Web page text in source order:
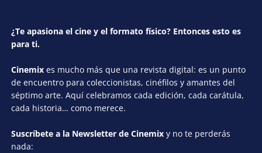
¿Te apasiona el cine y el formato físico? Entonces esto es
para ti.
Cinemix es mucho más que una revista digital: es un punto
de encuentro para coleccionistas, cinéfilos y amantes del
séptimo arte. Aquí celebramos cada edición, cada carátula,
cada historia… como merece.
Suscríbete a la Newsletter de Cinemix y no te perderás
nada: